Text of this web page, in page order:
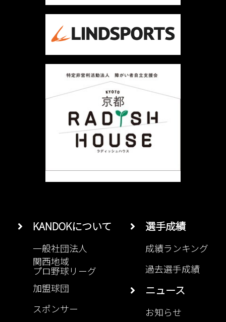
KANDOKについて
一般社団法人
関西地域
プロ野球リーグ
加盟球団
スポンサー
選手成績
成績ランキング
過去選手成績
ニュース
お知らせ